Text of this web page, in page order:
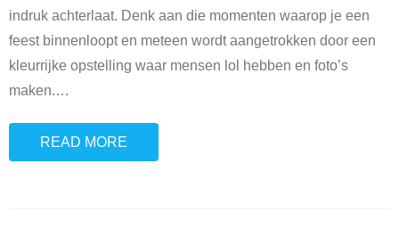
indruk achterlaat. Denk aan die momenten waarop je een
feest binnenloopt en meteen wordt aangetrokken door een
kleurrijke opstelling waar mensen lol hebben en foto’s
maken.…
READ MORE